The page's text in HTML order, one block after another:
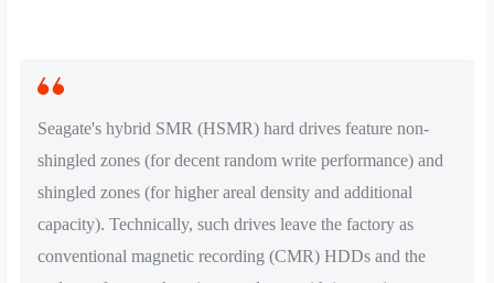
Seagate's hybrid SMR (HSMR) hard drives feature non-
shingled zones (for decent random write performance) and
shingled zones (for higher areal density and additional
capacity). Technically, such drives leave the factory as
conventional magnetic recording (CMR) HDDs and the